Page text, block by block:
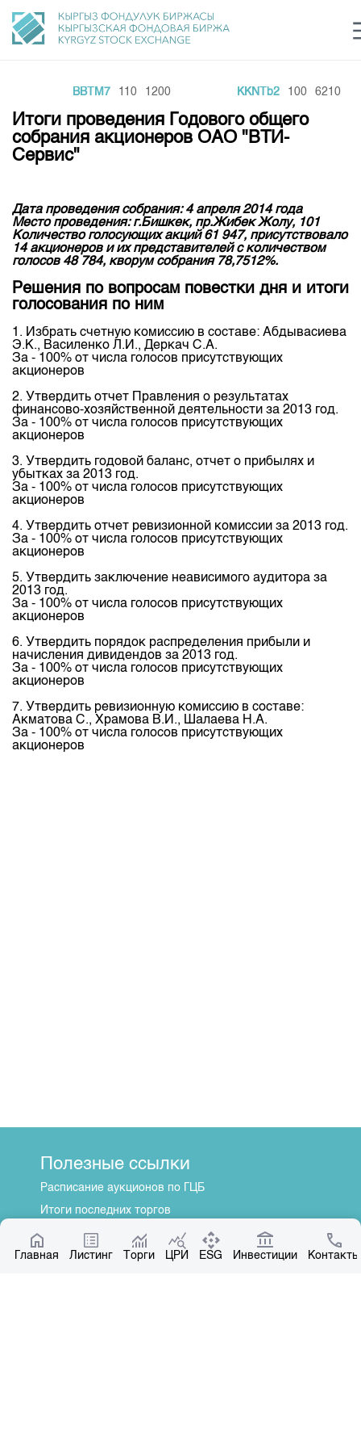
Финансовый рынок KG login Рус Кыр
О нас
Общая информация
Акционеры
Руководство
Внутренний аудитор
Комитеты
Участники торгов
Наши партнеры
Cтратегия развития
Корпоративные документы
Контакты
Направления
Товарно-сырьевой сектор
Листинг
Центр раскрытия информации
Аналитика
Финансовый рынок KG
Пресс-клуб
25 лет ЗАО КФБ
Нормативная база
Биржевая деятельность
Депозитарная деятельность
Центр раскрытия информации
Итоги последних торгов
Архив торгов
Индекс и Капитализация
Котировки по ЦБ
Котировки по драг. металлам
Результаты аукционов ГЦБ
Объем ГЦБ в обращении
Результаты аукционов по депозитам
Учебный центр
Общая информация
План работы на год
Главная Листинг Торги ЦРИ ESG Инвестиции Контакты
BBTM7 110 1200 KKNTb2 100 6210
Итоги проведения Годового общего
собрания акционеров ОАО "ВТИ-
Сервис"
Дата проведения собрания: 4 апреля 2014 года
Место проведения: г.Бишкек, пр.Жибек Жолу, 101
Количество голосующих акций 61 947, присутствовало
14 акционеров и их представителей с количеством
голосов 48 784, кворум собрания 78,7512%.
Решения по вопросам повестки дня и итоги
голосования по ним
1. Избрать счетную комиссию в составе: Абдывасиева
Э.К., Василенко Л.И., Деркач С.А.
За - 100% от числа голосов присутствующих
акционеров
2. Утвердить отчет Правления о результатах
финансово-хозяйственной деятельности за 2013 год.
За - 100% от числа голосов присутствующих
акционеров
3. Утвердить годовой баланс, отчет о прибылях и
убытках за 2013 год.
За - 100% от числа голосов присутствующих
акционеров
4. Утвердить отчет ревизионной комиссии за 2013 год.
За - 100% от числа голосов присутствующих
акционеров
5. Утвердить заключение неависимого аудитора за
2013 год.
За - 100% от числа голосов присутствующих
акционеров
6. Утвердить порядок распределения прибыли и
начисления дивидендов за 2013 год.
За - 100% от числа голосов присутствующих
акционеров
7. Утвердить ревизионную комиссию в составе:
Акматова С., Храмова В.И., Шалаева Н.А.
За - 100% от числа голосов присутствующих
акционеров
Полезные ссылки
Расписание аукционов по ГЦБ
Итоги последних торгов
Котировки по ЦБ
Центр раскрытия информации